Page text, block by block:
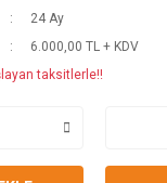
24 Ay
6.000,00 TL + KDV
taksitlerle!!